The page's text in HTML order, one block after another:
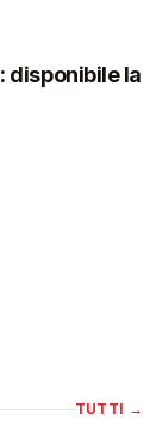
disponibile la
TUTTI →